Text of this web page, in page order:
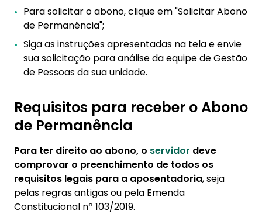
Para solicitar o abono, clique em "Solicitar Abono
de Permanência";
Siga as instruções apresentadas na tela e envie
sua solicitação para análise da equipe de Gestão
de Pessoas da sua unidade.
Requisitos para receber o Abono
de Permanência
Para ter direito ao abono, o servidor deve
comprovar o preenchimento de todos os
requisitos legais para a aposentadoria, seja
pelas regras antigas ou pela Emenda
Constitucional nº 103/2019.